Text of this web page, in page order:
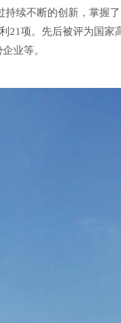
续不断的创新，掌握
21项。先后被评为国家
业等。